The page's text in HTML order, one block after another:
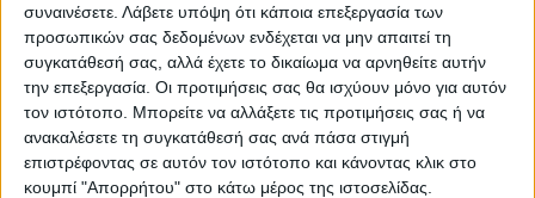
συναινέσετε. Λάβετε υπόψη ότι κάποια επεξεργασία των
προσωπικών σας δεδομένων ενδέχεται να μην απαιτεί τη
συγκατάθεσή σας, αλλά έχετε το δικαίωμα να αρνηθείτε αυτήν
την επεξεργασία. Οι προτιμήσεις σας θα ισχύουν μόνο για αυτόν
τον ιστότοπο. Μπορείτε να αλλάξετε τις προτιμήσεις σας ή να
ανακαλέσετε τη συγκατάθεσή σας ανά πάσα στιγμή
επιστρέφοντας σε αυτόν τον ιστότοπο και κάνοντας κλικ στο
κουμπί "Απορρήτου" στο κάτω μέρος της ιστοσελίδας.